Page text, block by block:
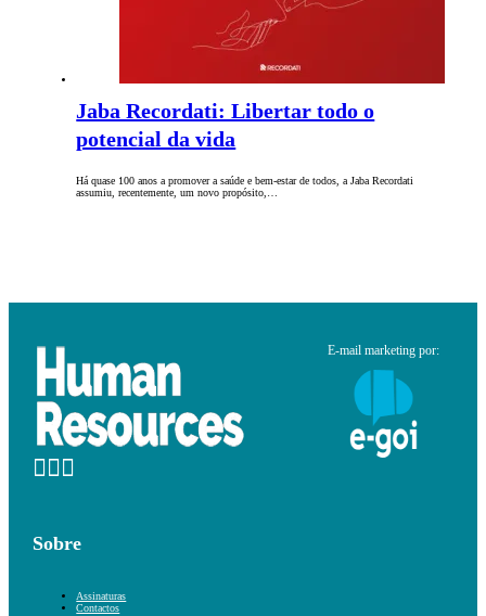
Jaba Recordati: Libertar todo o
potencial da vida
Há quase 100 anos a promover a saúde e bem-estar de todos, a Jaba Recordati
assumiu, recentemente, um novo propósito,…
E-mail marketing por:
Sobre
Assinaturas
Contactos